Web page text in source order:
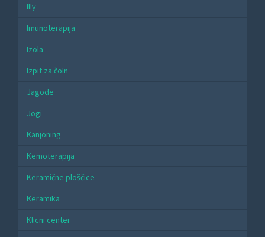
Illy
Imunoterapija
Izola
Izpit za čoln
Jagode
Jogi
Kanjoning
Kemoterapija
Keramične ploščice
Keramika
Klicni center